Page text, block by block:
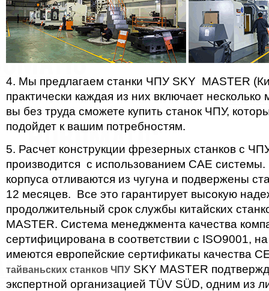
4. Мы предлагаем станки ЧПУ SKY MASTER
практически каждая из них включает
вы без труда сможете купить станок ЧПУ,
подойдет к вашим потребностям.
5. Расчет конструкции фрезерных станков с
производится с использованием CAE системы.
корпуса отливаются из чугуна и подвержены
12 месяцев. Все это гарантирует высокую
продолжительный срок службы китайских
MASTER. Система менеджмента качества
сертифицирована в соответствии с ISO9001, на
имеются европейские сертификаты качества
тайваньских станков ЧПУ SKY MASTER
экспертной организацией TÜV SÜD, одним из